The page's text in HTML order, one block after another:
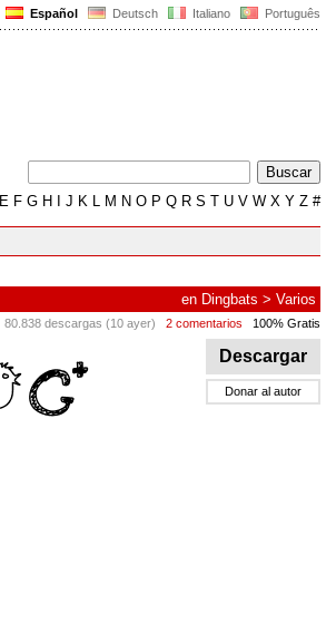
Español Deutsch Italiano Português
E F G H J K L M N O P Q R S T U V W X Y Z #
en Dingbats > Varios
80.838 descargas (10 ayer) 2 comentarios 100% Gratis
Descargar
Donar al autor